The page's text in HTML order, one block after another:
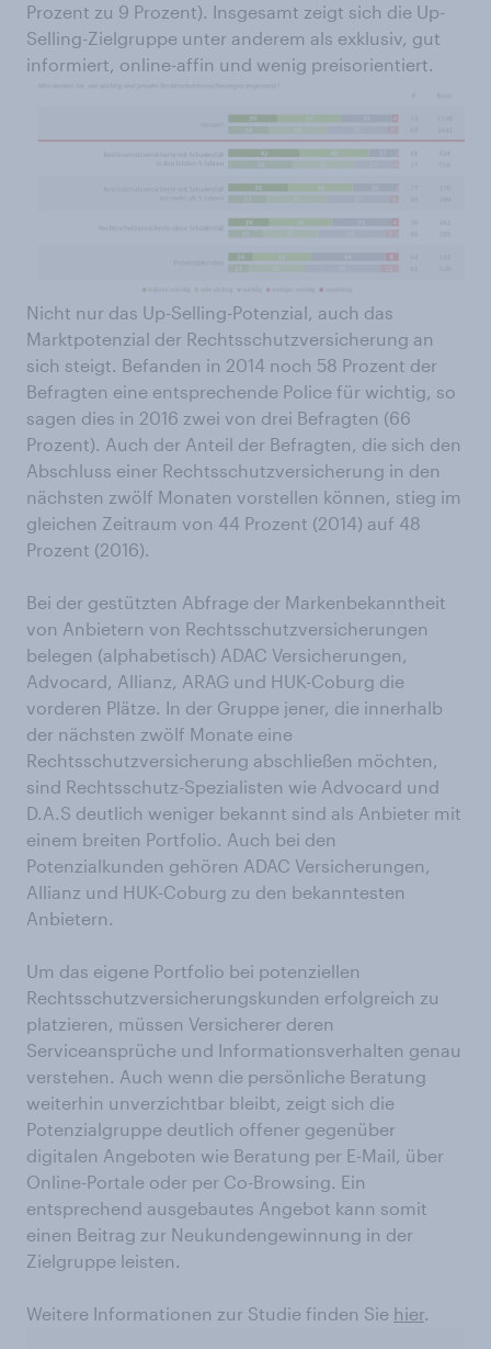
Prozent zu 9 Prozent). Insgesamt zeigt sich die Up-
Selling-Zielgruppe unter anderem als exklusiv, gut
informiert, online-affin und wenig preisorientiert.
Nicht nur das Up-Selling-Potenzial, auch das
Marktpotenzial der Rechtsschutzversicherung an
sich steigt. Befanden in 2014 noch 58 Prozent der
Befragten eine entsprechende Police für wichtig, so
sagen dies in 2016 zwei von drei Befragten (66
Prozent). Auch der Anteil der Befragten, die sich den
Abschluss einer Rechtsschutzversicherung in den
nächsten zwölf Monaten vorstellen können, stieg im
gleichen Zeitraum von 44 Prozent (2014) auf 48
Prozent (2016).
Bei der gestützten Abfrage der Markenbekanntheit
von Anbietern von Rechtsschutzversicherungen
belegen (alphabetisch) ADAC Versicherungen,
Advocard, Allianz, ARAG und HUK-Coburg die
vorderen Plätze. In der Gruppe jener, die innerhalb
der nächsten zwölf Monate eine
Rechtsschutzversicherung abschließen möchten,
sind Rechtsschutz-Spezialisten wie Advocard und
D.A.S deutlich weniger bekannt sind als Anbieter mit
einem breiten Portfolio. Auch bei den
Potenzialkunden gehören ADAC Versicherungen,
Allianz und HUK-Coburg zu den bekanntesten
Anbietern.
Um das eigene Portfolio bei potenziellen
Rechtsschutzversicherungskunden erfolgreich zu
platzieren, müssen Versicherer deren
Serviceansprüche und Informationsverhalten genau
verstehen. Auch wenn die persönliche Beratung
weiterhin unverzichtbar bleibt, zeigt sich die
Potenzialgruppe deutlich offener gegenüber
digitalen Angeboten wie Beratung per E-Mail, über
Online-Portale oder per Co-Browsing. Ein
entsprechend ausgebautes Angebot kann somit
einen Beitrag zur Neukundengewinnung in der
Zielgruppe leisten.
Weitere Informationen zur Studie finden Sie hier.